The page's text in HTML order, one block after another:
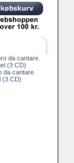
da cantare.
(3 CD)